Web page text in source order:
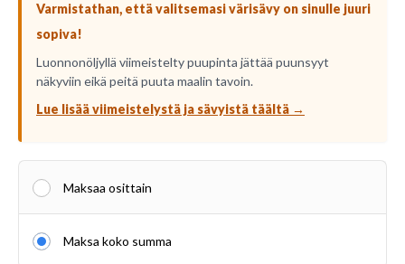
Varmistathan, että valitsemasi värisävy on sinulle juuri
sopiva!
Luonnonöljyllä viimeistelty puupinta jättää puunsyyt
näkyviin eikä peitä puuta maalin tavoin.
Lue lisää viimeistelystä ja sävyistä täältä →
Maksaa osittain
Maksa koko summa